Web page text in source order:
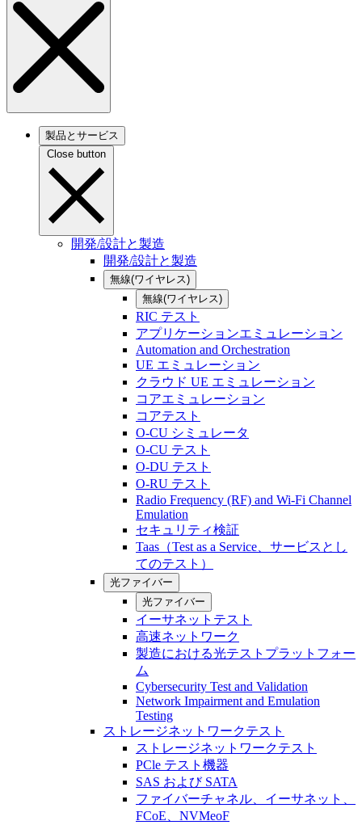
製品とサービス
Close button
開発/設計と製造
開発/設計と製造
無線(ワイヤレス)
無線(ワイヤレス)
RIC テスト
アプリケーションエミュレーション
Automation and Orchestration
UE エミュレーション
クラウド UE エミュレーション
コアエミュレーション
コアテスト
O-CU シミュレータ
O-CU テスト
O-DU テスト
O-RU テスト
Radio Frequency (RF) and Wi-Fi Channel
Emulation
セキュリティ検証
Taas（Test as a Service、サービスとし
てのテスト）
光ファイバー
光ファイバー
イーサネットテスト
高速ネットワーク
製造における光テストプラットフォー
ム
Cybersecurity Test and Validation
Network Impairment and Emulation
Testing
ストレージネットワークテスト
ストレージネットワークテスト
PCle テスト機器
SAS および SATA
ファイバーチャネル、イーサネット、
FCoE、NVMeoF